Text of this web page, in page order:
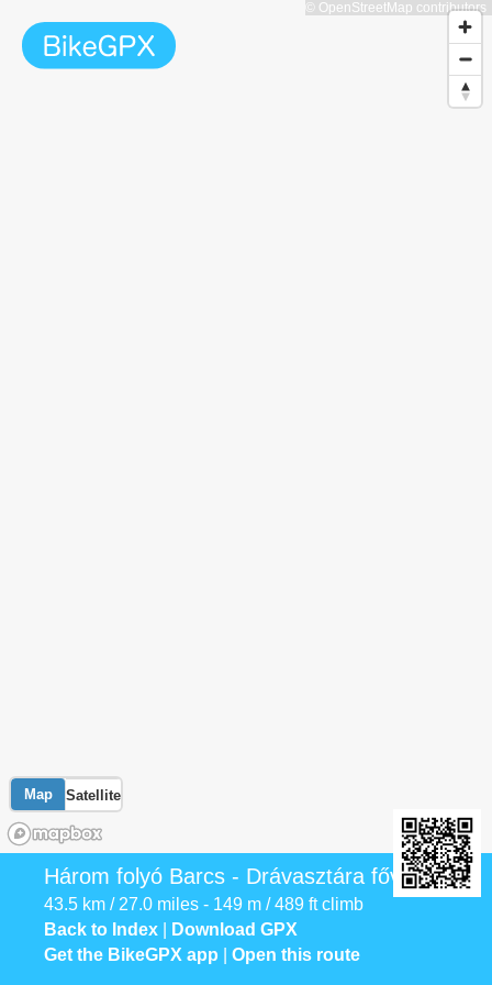
Map Satellite
© OpenStreetMap contributors
Három folyó Barcs - Drávasztára fővonal
43.5 km / 27.0 miles - 149 m / 489 ft climb
Back to Index
Download GPX
Get the BikeGPX app
Open this route